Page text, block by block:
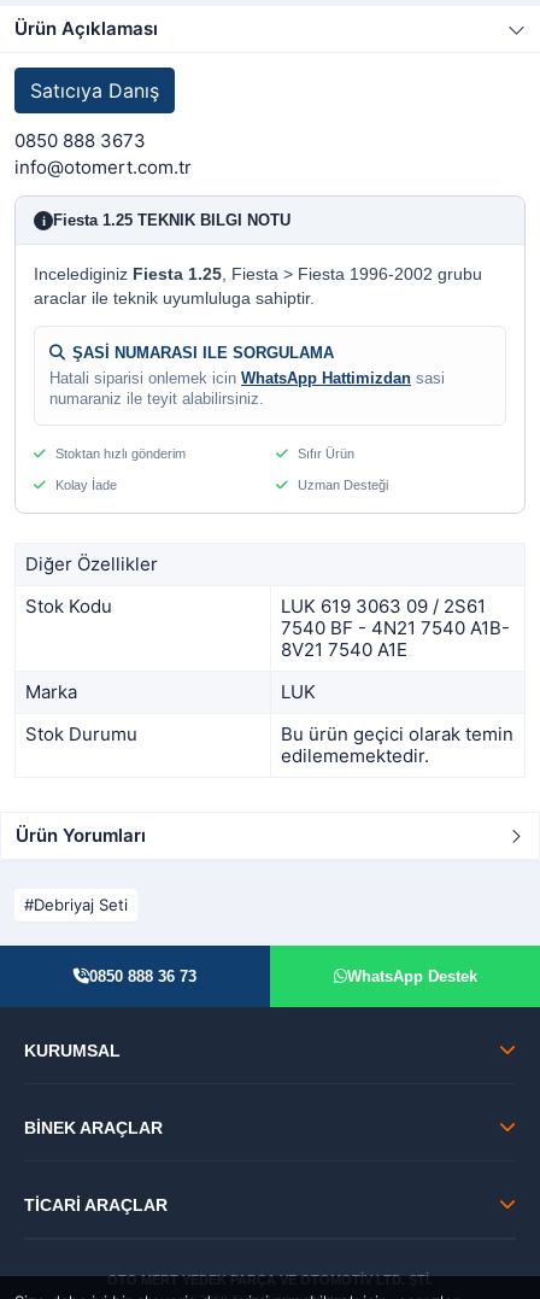
Ürün Açıklaması
Satıcıya Danış
0850 888 3673
info@otomert.com.tr
i Fiesta 1.25 TEKNIK BILGI NOTU
Incelediginiz Fiesta 1.25, Fiesta > Fiesta 1996-2002 grubu
araclar ile teknik uyumluluga sahiptir.
ŞASİ NUMARASI ILE SORGULAMA
Hatali siparisi onlemek icin WhatsApp Hattimizdan sasi
numaraniz ile teyit alabilirsiniz.
Stoktan hızlı gönderim Sıfır Ürün
Kolay İade Uzman Desteği
Diğer Özellikler
Stok Kodu
LUK 619 3063 09 / 2S61
7540 BF - 4N21 7540 A1B-
8V21 7540 A1E
Marka
LUK
Stok Durumu
Bu ürün geçici olarak temin
edilememektedir.
Ürün Yorumları
Debriyaj Seti
0850 888 36 73 WhatsApp Destek
KURUMSAL
BİNEK ARAÇLAR
TİCARİ ARAÇLAR
OTO MERT YEDEK PARÇA VE OTOMOTİV LTD. ŞTİ.